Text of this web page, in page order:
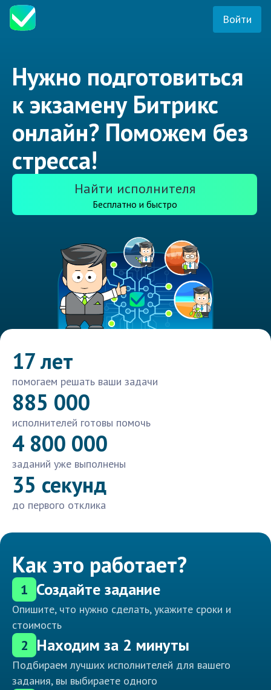
Войти
Нужно подготовиться
к экзамену Битрикс
онлайн? Поможем без
стресса!
Найти исполнителя
Бесплатно и быстро
17 лет
помогаем решать ваши задачи
885 000
исполнителей готовы помочь
4 800 000
заданий уже выполнены
35 секунд
до первого отклика
Как это работает?
1 Создайте задание
Опишите, что нужно сделать, укажите сроки и
стоимость
2 Находим за 2 минуты
Подбираем лучших исполнителей для вашего
задания, вы выбираете одного